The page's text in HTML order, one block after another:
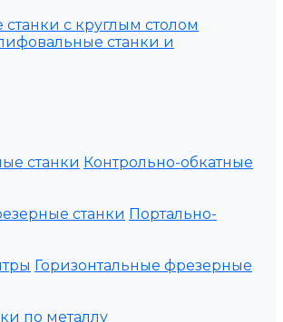
с круглым столом
станки и
станки Контрольно-обкатные
станки Портально-
Горизонтальные фрезерные
по металлу